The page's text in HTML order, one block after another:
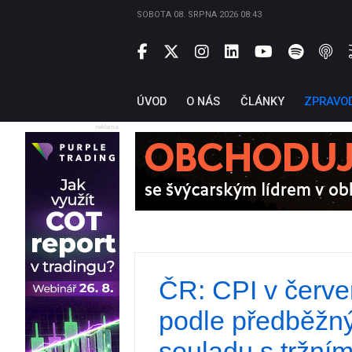
SOBOTA 08. SRPNA 2026 08:43
ÚVOD O NÁS ČLÁNKY
reklama
ČR: CPI v
podle